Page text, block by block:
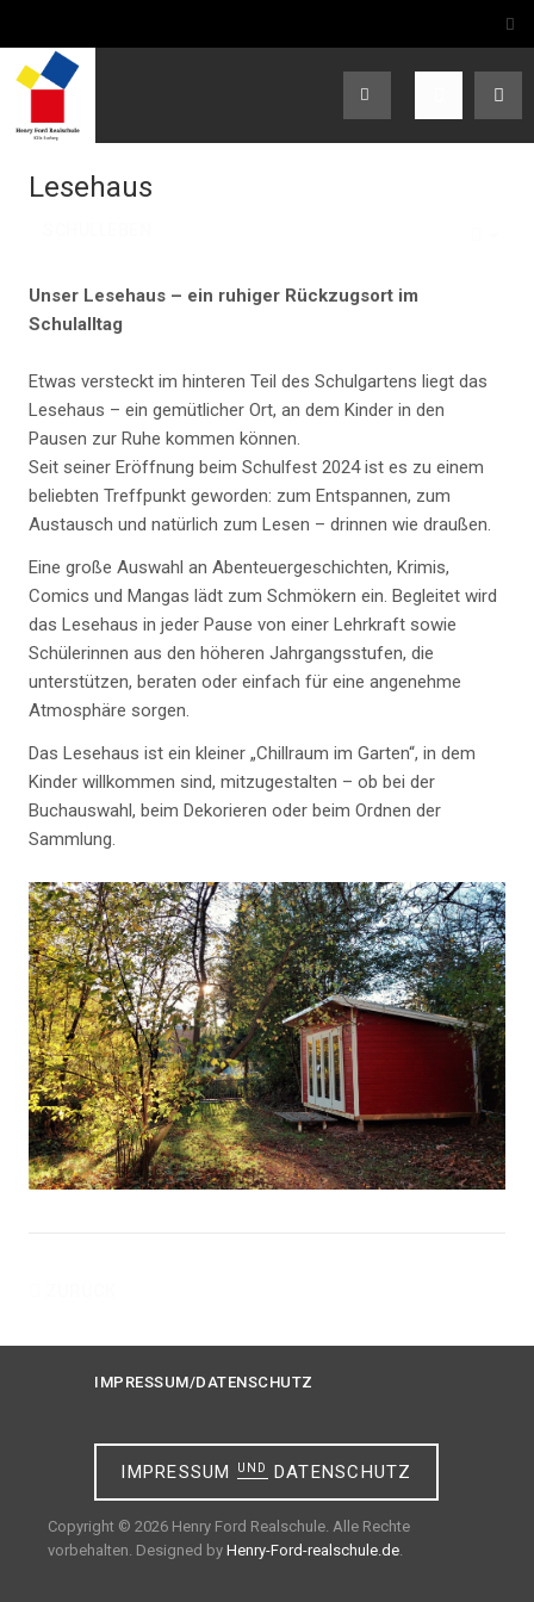
Lesehaus
Unser Lesehaus – ein ruhiger Rückzugsort im
Schulalltag
Etwas versteckt im hinteren Teil des Schulgartens liegt das
Lesehaus – ein gemütlicher Ort, an dem Kinder in den
Pausen zur Ruhe kommen können.
Seit seiner Eröffnung beim Schulfest 2024 ist es zu einem
beliebten Treffpunkt geworden: zum Entspannen, zum
Austausch und natürlich zum Lesen – drinnen wie draußen.
Eine große Auswahl an Abenteuergeschichten, Krimis,
Comics und Mangas lädt zum Schmökern ein. Begleitet wird
das Lesehaus in jeder Pause von einer Lehrkraft sowie
Schülerinnen aus den höheren Jahrgangsstufen, die
unterstützen, beraten oder einfach für eine angenehme
Atmosphäre sorgen.
Das Lesehaus ist ein kleiner „Chillraum im Garten“, in dem
Kinder willkommen sind, mitzugestalten – ob bei der
Buchauswahl, beim Dekorieren oder beim Ordnen der
Sammlung.
IMPRESSUM/DATENSCHUTZ
IMPRESSUM UND DATENSCHUTZ
Copyright © 2026 Henry Ford Realschule. Alle Rechte
vorbehalten. Designed by Henry-Ford-realschule.de.